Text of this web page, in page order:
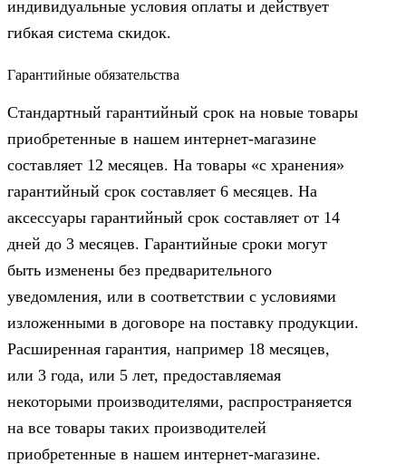
индивидуальные условия оплаты и действует
гибкая система скидок.
Гарантийные обязательства
Стандартный гарантийный срок на новые товары
приобретенные в нашем интернет-магазине
составляет 12 месяцев. На товары «с хранения»
гарантийный срок составляет 6 месяцев. На
аксессуары гарантийный срок составляет от 14
дней до 3 месяцев. Гарантийные сроки могут
быть изменены без предварительного
уведомления, или в соответствии с условиями
изложенными в договоре на поставку продукции.
Расширенная гарантия, например 18 месяцев,
или 3 года, или 5 лет, предоставляемая
некоторыми производителями, распространяется
на все товары таких производителей
приобретенные в нашем интернет-магазине.